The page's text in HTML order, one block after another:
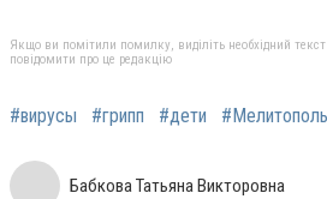
Якщо ви помітили помилку, виділіть необхідний
повідомити про це редакцію
#вирусы #грипп #дети #Мелитополь
Бабкова Татьяна Викторовна